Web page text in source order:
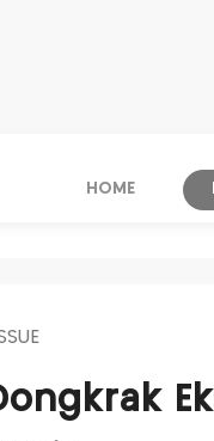
HOME